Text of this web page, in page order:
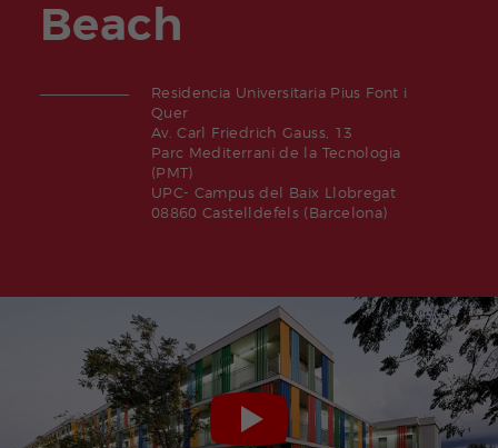
Beach
Residencia Universitaria Pius Font i
Quer
Av. Carl Friedrich Gauss, 13
Parc Mediterrani de la Tecnologia
(PMT)
UPC- Campus del Baix Llobregat
08860 Castelldefels (Barcelona)